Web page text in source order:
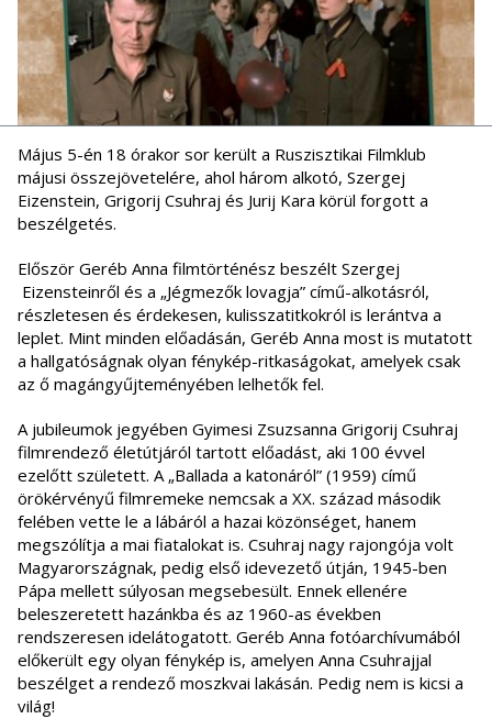
Május 5-én 18 órakor sor került a Ruszisztikai Filmklub
májusi összejövetelére, ahol három alkotó, Szergej
Eizenstein, Grigorij Csuhraj és Jurij Kara körül forgott a
beszélgetés.
Először Geréb Anna filmtörténész beszélt Szergej
Eizensteinről és a „Jégmezők lovagja” című-alkotásról,
részletesen és érdekesen, kulisszatitkokról is lerántva a
leplet. Mint minden előadásán, Geréb Anna most is mutatott
a hallgatóságnak olyan fénykép-ritkaságokat, amelyek csak
az ő magángyűjteményében lelhetők fel.
A jubileumok jegyében Gyimesi Zsuzsanna Grigorij Csuhraj
filmrendező életútjáról tartott előadást, aki 100 évvel
ezelőtt született. A „Ballada a katonáról” (1959) című
örökérvényű filmremeke nemcsak a XX. század második
felében vette le a lábáról a hazai közönséget, hanem
megszólítja a mai fiatalokat is. Csuhraj nagy rajongója volt
Magyarországnak, pedig első idevezető útján, 1945-ben
Pápa mellett súlyosan megsebesült. Ennek ellenére
beleszeretett hazánkba és az 1960-as években
rendszeresen idelátogatott. Geréb Anna fotóarchívumából
előkerült egy olyan fénykép is, amelyen Anna Csuhrajjal
beszélget a rendező moszkvai lakásán. Pedig nem is kicsi a
világ!